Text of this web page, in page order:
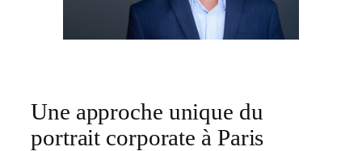
Une approche unique du
portrait corporate à Paris